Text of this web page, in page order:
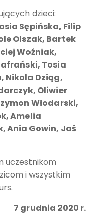
dzieci:
Sępińska, Filip
Olszak, Bartek
Woźniak,
Tosia
Nikola Dziąg,
Oliwier
Włodarski,
Amelia
Ania Gowin, Jaś
uczestnikom
i wszystkim
7 grudnia 2020 r.